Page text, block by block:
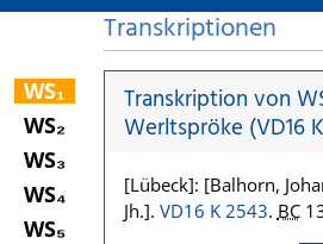
WS₁
WS₂
WS₃
WS₄
WS₅
Transkriptionen
Transkription von
Werltspröke (VD16
[Lübeck]: [Balhorn,
Jh.]. VD16 K 2543. BC